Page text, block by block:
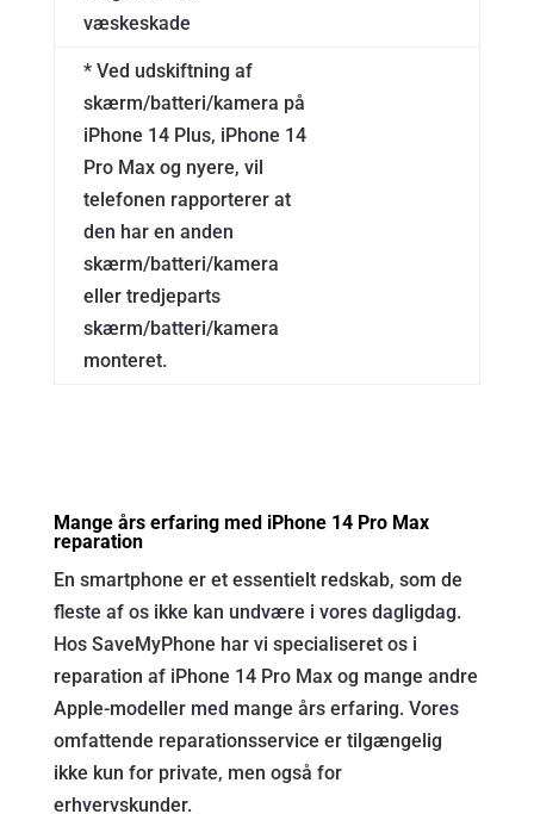
væskeskade
* Ved udskiftning af
skærm/batteri/kamera på
iPhone 14 Plus, iPhone 14
Pro Max og nyere, vil
telefonen rapporterer at
den har en anden
skærm/batteri/kamera
eller tredjeparts
skærm/batteri/kamera
monteret.
Mange års erfaring med iPhone 14 Pro Max
reparation
En smartphone er et essentielt redskab, som de
fleste af os ikke kan undvære i vores dagligdag.
Hos SaveMyPhone har vi specialiseret os i
reparation af iPhone 14 Pro Max og mange andre
Apple-modeller med mange års erfaring. Vores
omfattende reparationsservice er tilgængelig
ikke kun for private, men også for
erhvervskunder.